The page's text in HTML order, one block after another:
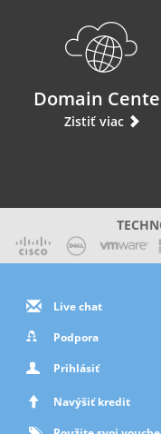
Domain
Zistiť viac
Live chat
Podpora
Prihlásiť
Navýšiť kredit